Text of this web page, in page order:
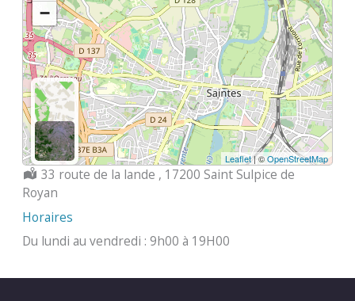
−
Leaflet| ©OpenStreetMap
Localisation :
33 route de la lande , 17200 Saint Sulpice de
Royan
Horaires
Du lundi au vendredi : 9h00 à 19H00